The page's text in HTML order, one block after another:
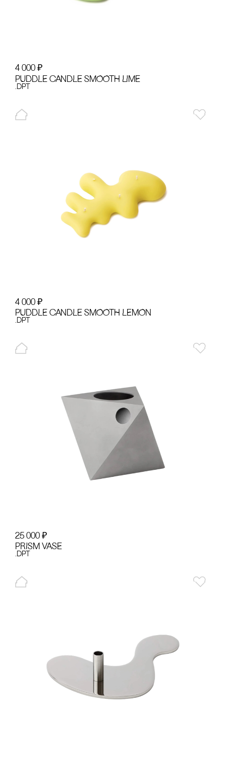
4 000 ₽
PUDDLE cANDLE SMOOTH LIME
.dpt
4 000 ₽
PUDDLE cANDLE SMOOTH LEMON
.dpt
25 000 ₽
PRISM VASE
.dpt